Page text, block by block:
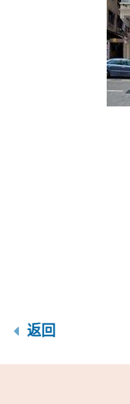
返回